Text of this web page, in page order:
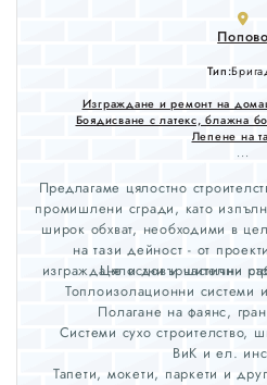
Попово
Тип:
Изграждане и ремонт на
Боядисване с латекс, блажна
Лепене на
...
Предлагаме цялостно
промишлени сгради, като
широк обхват, необходими в
на тази дейност - от
изграждане и довършителни
Цялостни и частични
Топлоизолационни системи
Полагане на фаянс,
Системи сухо строителство,
ВиК и ел.
Тапети, мокети, паркети и